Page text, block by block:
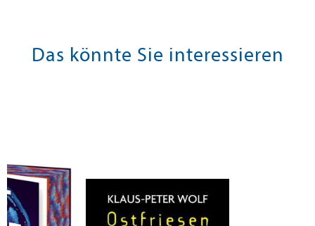
Das könnte Sie interessieren